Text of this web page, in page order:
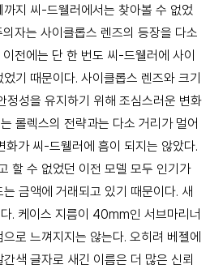
지 씨-드웰러에서는 찾아볼 수 없었
의자는 사이클롭스 렌즈의 등장을 다소
전에는 단 한 번도 씨-드웰러에 사이
기 때문이다. 사이클롭스 렌즈와 크기
정성을 유지하기 위해 조심스러운 변화
롤렉스의 전략과는 다소 거리가 멀어
화가 씨-드웰러에 흠이 되지는 않았다.
할 수 없었던 이전 모델 모두 인기가
는 금액에 거래되고 있기 때문이다. 새
. 케이스 지름이 40mm인 서브마리너
로 느껴지지는 않는다. 오히려 베젤에
색 글자로 새긴 이름은 더 많은 신뢰